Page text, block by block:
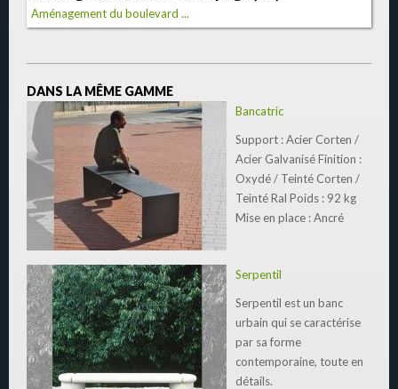
Aménagement du boulevard ...
DANS LA MÊME GAMME
Bancatric
Support : Acier Corten /
Acier Galvanisé Finition :
Oxydé / Teinté Corten /
Teinté Ral Poids : 92 kg
Mise en place : Ancré
Serpentil
Serpentil est un banc
urbain qui se caractérise
par sa forme
contemporaine, toute en
détails.